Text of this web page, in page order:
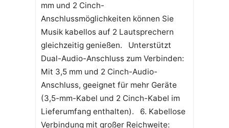
mm und 2 Cinch-
Anschlussmöglichkeiten können Sie
Musik kabellos auf 2 Lautsprechern
gleichzeitig genießen. Unterstützt
Dual-Audio-Anschluss zum Verbinden:
Mit 3,5 mm und 2 Cinch-Audio-
Anschluss, geeignet für mehr Geräte
(3,5-mm-Kabel und 2 Cinch-Kabel im
Lieferumfang enthalten). 6. Kabellose
Verbindung mit großer Reichweite: